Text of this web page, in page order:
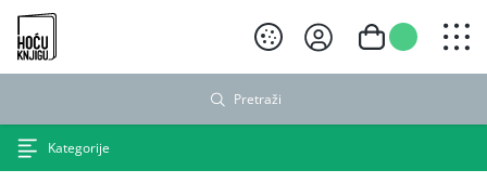
Hoću knjigu crni logo
Pretraži
Kategorije